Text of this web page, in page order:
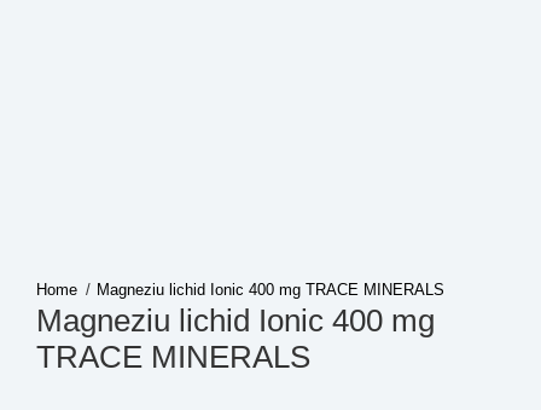
Magneziu lichid Ionic 400 mg TRACE MINERALS
Magneziu lichid Ionic 400 mg
TRACE MINERALS